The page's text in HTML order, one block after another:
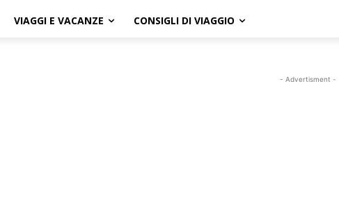
VIAGGI E VACANZE CONSIGLI DI VIAGGIO
- Advertisment -